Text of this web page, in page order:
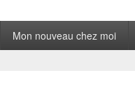
Mon nouveau chez moi